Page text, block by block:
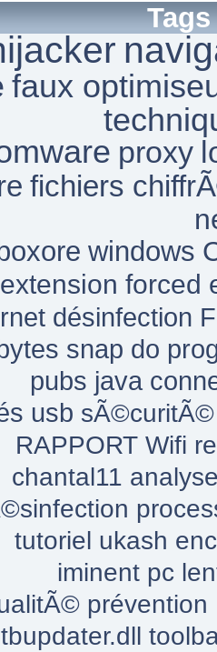
faux
proxy
fichiers
windows
extension forced
désinfection
snap do
pubs java
usb sÃ©curitÃ©
RAPPORT Wifi
chantal11
tutoriel ukash
iminent pc
prévention
tbupdater.dll